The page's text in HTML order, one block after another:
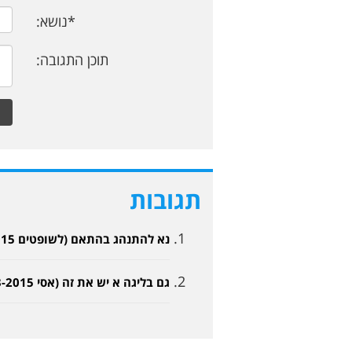
*נושא:
תוכן התגובה:
תגובות
נא להתנהג בהתאם (לשופטים 16-03-2015, 12:58)
גם בליגה א יש את זה (אסי 16-03-2015, 15:31)